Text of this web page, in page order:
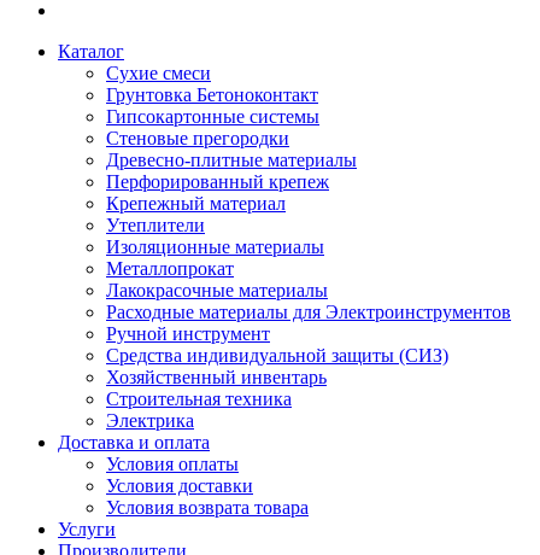
Каталог
Сухие смеси
Грунтовка Бетоноконтакт
Гипсокартонные системы
Стеновые прегородки
Древесно-плитные материалы
Перфорированный крепеж
Крепежный материал
Утеплители
Изоляционные материалы
Металлопрокат
Лакокрасочные материалы
Расходные материалы для Электроинструментов
Ручной инструмент
Средства индивидуальной защиты (СИЗ)
Хозяйственный инвентарь
Строительная техника
Электрика
Доставка и оплата
Условия оплаты
Условия доставки
Условия возврата товара
Услуги
Производители